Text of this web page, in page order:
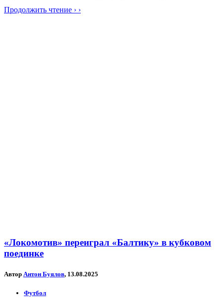
Продолжить чтение › ›
«Локомотив» переиграл «Балтику» в кубковом
поединке
Автор Антон Буялов, 13.08.2025
Футбол